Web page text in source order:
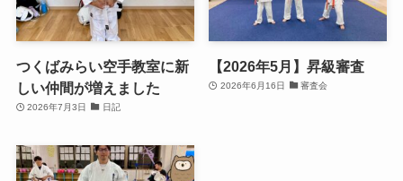
つくばみらい空手教室に新
しい仲間が増えました
2026年7月3日 日記
【2026年5月】昇級審査
2026年6月16日 審査会